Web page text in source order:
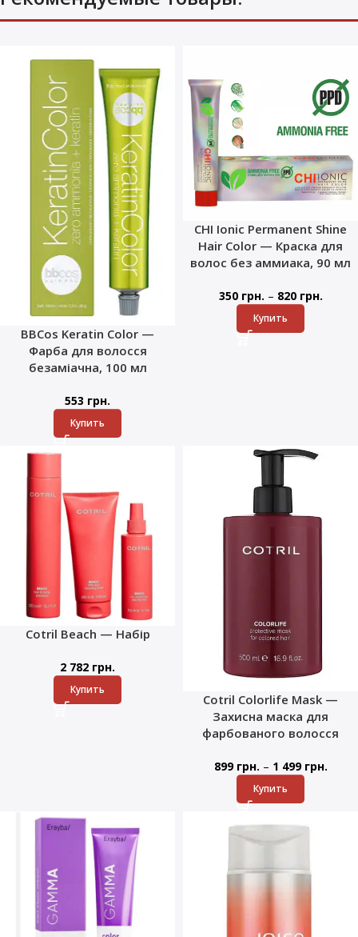
BBCos Keratin Color —
Фарба для волосся
безаміачна, 100 мл
553 грн.
Купить
CHI Ionic Permanent Shine
Hair Color — Краска для
волос без аммиака, 90 мл
350 грн. – 820 грн.
Купить
Cotril Beach — Набір
2 782 грн.
Купить
Cotril Colorlife Mask —
Захисна маска для
фарбованого волосся
899 грн. – 1 499 грн.
Купить